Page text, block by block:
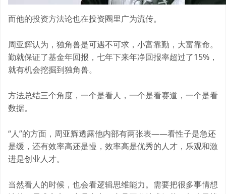
而他的投资方法论也在投资圈里广为流传。
周亚辉认为，独角兽是可遇不可求，小富靠勤，大富靠命。
勤就保证了基金年回报，七年下来年净回报率超过了15%，
就有机会挖掘到独角兽。
方法总结三个角度，一个是看人，一个是看赛道，一个是看
数据。
“人”的方面，周亚辉透露他内部有两张表——看性子是急还
是缓，还有效率高还是慢，效率高是优秀的人才，乐观和激
进是创业人才。
当然看人的时候，也会看逻辑思维能力。需要把很多事情想